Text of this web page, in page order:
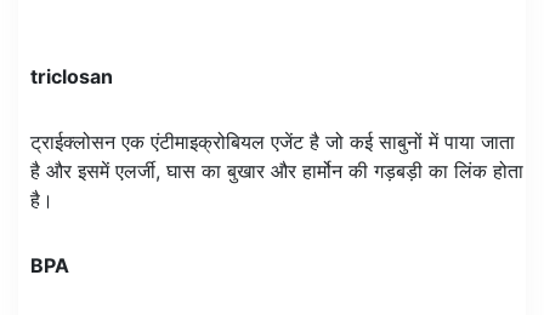
triclosan
ट्राईक्लोसन एक एंटीमाइक्रोबियल एजेंट है जो कई साबुनों में पाया जाता
है और इसमें एलर्जी, घास का बुखार और हार्मोन की गड़बड़ी का लिंक होता
है।
BPA